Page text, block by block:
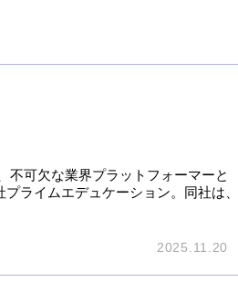
不可欠な業界プラットフォーマーと
ライムエデュケーション。同社は、
2025.11.20